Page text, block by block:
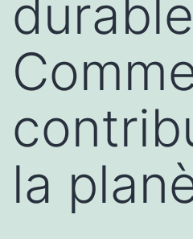
la